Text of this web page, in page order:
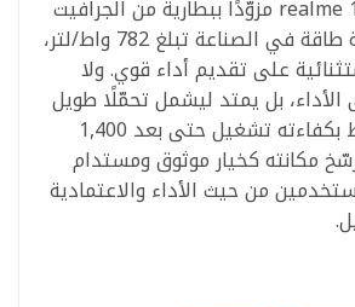
يأتي هاتف realme 14 5G مزوّدًا ببطارية من الجرافيت
تتميّز بأعلى كثافة طاقة في الصناعة تبلغ 782 واط/لتر،
على تقديم أداء قوي. ولا
بل يمتد ليشمل تحمّلًا طويل
الأمد، حيث يحتفظ بكفاءته تشغيل حتى بعد 1,400
مكانته كخيار موثوق ومستدام
من حيث الأداء والاعتمادية